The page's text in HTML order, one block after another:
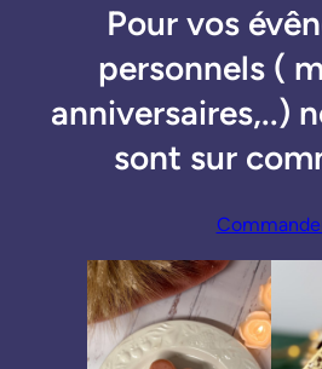
Pour vos
personnels (
anniversaires,..)
sont sur